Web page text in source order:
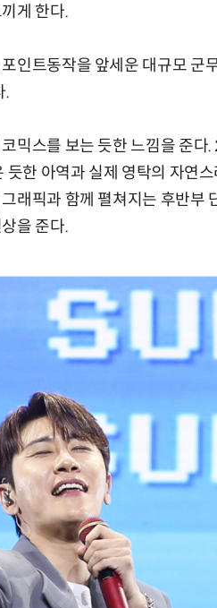
게 한다.
인트동작을 앞세운 대규모 군
.
믹스를 보는 듯한 느낌을 준
듯한 아역과 실제 영탁의 자연
래픽과 함께 펼쳐지는 후반부
을 준다.